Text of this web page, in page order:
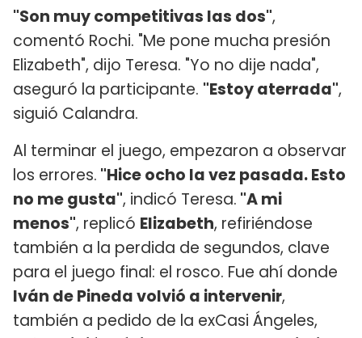
"Son muy competitivas las dos",
comentó Rochi. "Me pone mucha presión
Elizabeth", dijo Teresa. "Yo no dije nada",
aseguró la participante. "Estoy aterrada",
siguió Calandra.
Al terminar el juego, empezaron a observar
los errores. "Hice ocho la vez pasada. Esto
no me gusta", indicó Teresa. "A mi
menos", replicó Elizabeth, refiriéndose
también a la perdida de segundos, clave
para el juego final: el rosco. Fue ahí donde
Iván de Pineda volvió a intervenir,
también a pedido de la exCasi Ángeles,